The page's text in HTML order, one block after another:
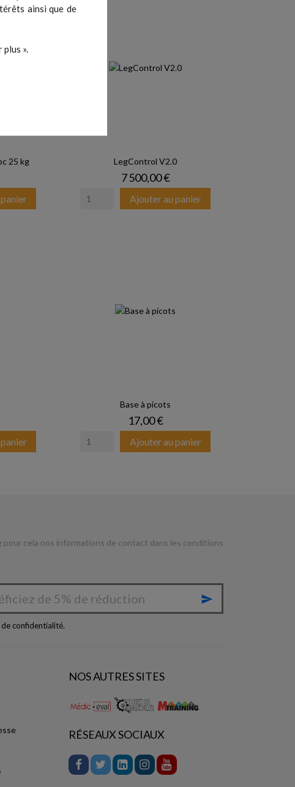
ainsi que de
».
25 kg LegControl V2.0
Prix
7 500,00 €
Ajouter au panier
Base à picots
Prix
17,00 €
Ajouter au panier
cela nos informations de contact dans les conditions

confidentialité.
NOS AUTRES SITES
RÉSEAUX SOCIAUX